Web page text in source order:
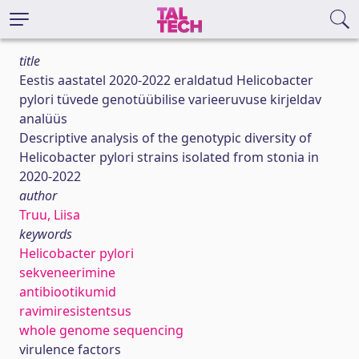
title
Eestis aastatel 2020-2022 eraldatud Helicobacter
pylori tüvede genotüübilise varieeruvuse kirjeldav
analüüs
Descriptive analysis of the genotypic diversity of
Helicobacter pylori strains isolated from stonia in
2020-2022
author
Truu, Liisa
keywords
Helicobacter pylori
sekveneerimine
antibiootikumid
ravimiresistentsus
whole genome sequencing
virulence factors